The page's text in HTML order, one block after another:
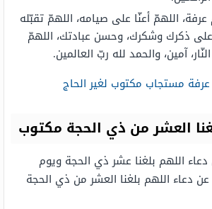
عرفة، اللهمّ أعنّا على صيامه، اللهمّ تقبّله
على ذكرك وشكرك، وحسن عبادتك، اللهمّ
آمين، والحمد لله ربّ العالمين.
مستجاب مكتوب لغير الحاج
العشر من ذي الحجة مكتوب
اللهم بلغنا عشر ذي الحجة ويوم
دعاء اللهم بلغنا العشر من ذي الحجة